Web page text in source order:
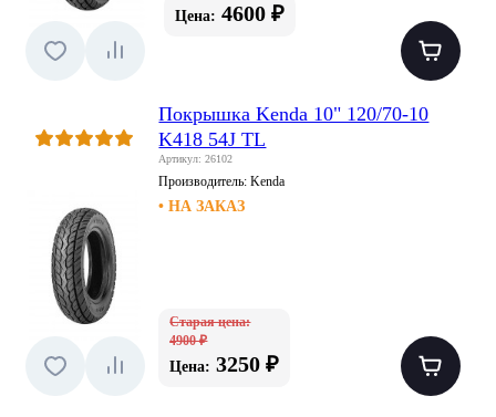
Цена: 4600 ₽
Покрышка Kenda 10" 120/70-10
K418 54J TL
Артикул: 26102
Производитель:Kenda
• НА ЗАКАЗ
Старая цена:
4900 ₽
Цена: 3250 ₽